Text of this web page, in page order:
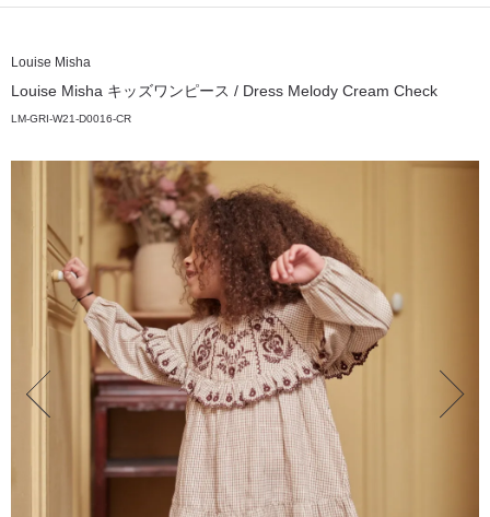
Louise Misha
Louise Misha キッズワンピース / Dress Melody Cream Check
LM-GRI-W21-D0016-CR